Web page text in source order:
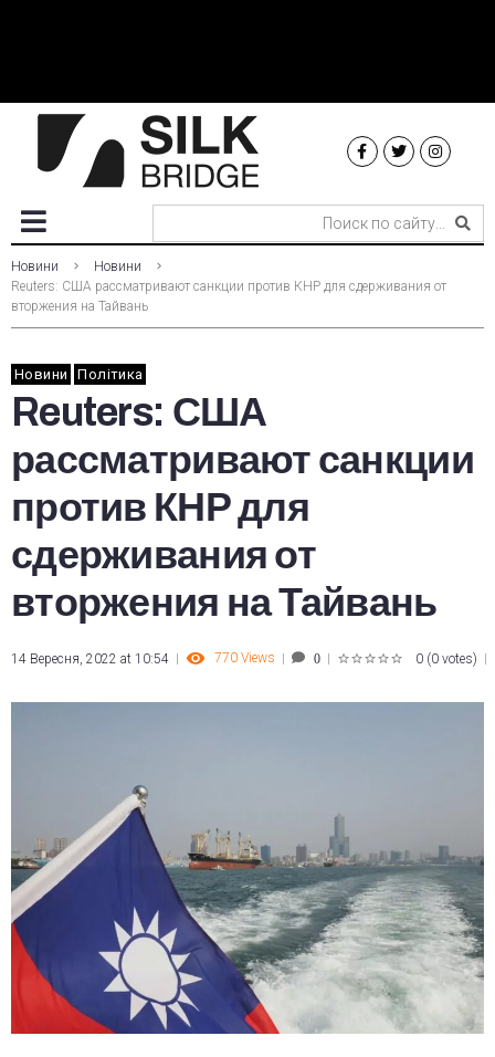
Новини
Новини
Reuters: США рассматривают санкции против КНР для сдерживания от
вторжения на Тайвань
Новини Політика
Reuters: США
рассматривают санкции
против КНР для
сдерживания от
вторжения на Тайвань
14 Вересня, 2022 at 10:54 770 Views 0 0 (0 votes)